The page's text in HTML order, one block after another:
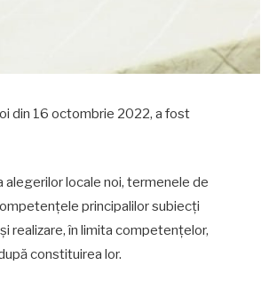
din 16 octombrie 2022, a fost
locale noi, termenele de
principalilor subiecți
realizare, în limita competențelor,
constituirea lor.